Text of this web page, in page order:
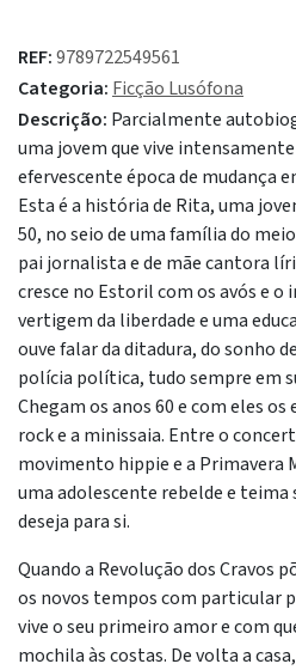
REF:9789722549561
Categoria: Ficção Lusófona
Descrição: Parcialmente
uma jovem que vive
efervescente época de mudança
Esta é a história de Rita, uma
50, no seio de uma família do
pai jornalista e de mãe cantora
cresce no Estoril com os avós e o
vertigem da liberdade e uma
ouve falar da ditadura, do sonho
polícia política, tudo sempre em
Chegam os anos 60 e com eles
rock e a minissaia. Entre o
movimento hippie e a Primavera
uma adolescente rebelde e teima
deseja para si.
Quando a Revolução dos Cravos
os novos tempos com particular
vive o seu primeiro amor e com
mochila às costas. De volta a